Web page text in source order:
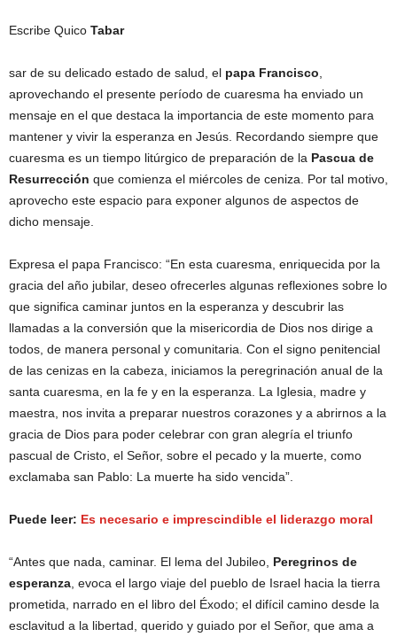
Escribe Quico Tabar
sar de su delicado estado de salud, el papa Francisco
aprovechando el presente período de cuaresma ha enviado un
mensaje en el que destaca la importancia de este momento para
mantener y vivir la esperanza en Jesús. Recordando siempre que
cuaresma es un tiempo litúrgico de preparación de la Pascua de
Resurrección que comienza el miércoles de ceniza. Por tal motivo,
aprovecho este espacio para exponer algunos de aspectos de
dicho mensaje.
Expresa el papa Francisco: “En esta cuaresma, enriquecida por la
gracia del año jubilar, deseo ofrecerles algunas reflexiones sobre lo
que significa caminar juntos en la esperanza y descubrir las
llamadas a la conversión que la misericordia de Dios nos dirige a
todos, de manera personal y comunitaria. Con el signo penitencial
de las cenizas en la cabeza, iniciamos la peregrinación anual de la
santa cuaresma, en la fe y en la esperanza. La Iglesia, madre y
maestra, nos invita a preparar nuestros corazones y a abrirnos a la
gracia de Dios para poder celebrar con gran alegría el triunfo
pascual de Cristo, el Señor, sobre el pecado y la muerte, como
exclamaba san Pablo: La muerte ha sido vencida”.
Puede leer: Es necesario e imprescindible el liderazgo moral
“Antes que nada, caminar. El lema del Jubileo, Peregrinos de
esperanza , evoca el largo viaje del pueblo de Israel hacia la tierra
prometida, narrado en el libro del Éxodo; el difícil camino desde la
esclavitud a la libertad, querido y guiado por el Señor, que ama a